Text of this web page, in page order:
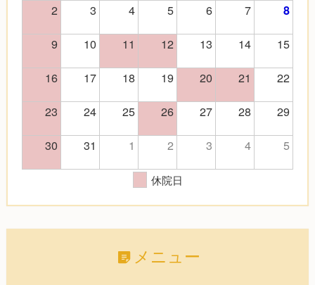
2
3 4 5 6 7 8
9 10 11 12 13 14
15
16
17 18 19 20 21
22
23
24 25 26 27 28
29
30
31 1 2 3 4 5
休院日
メニュー